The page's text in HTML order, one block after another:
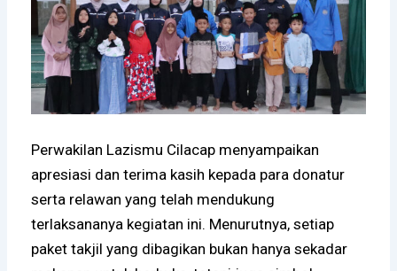
Perwakilan Lazismu Cilacap menyampaikan
apresiasi dan terima kasih kepada para donatur
serta relawan yang telah mendukung
terlaksananya kegiatan ini. Menurutnya, setiap
paket takjil yang dibagikan bukan hanya sekadar